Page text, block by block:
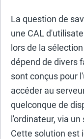
La question de
une CAL
lors de la
dépend de divers
sont conçus pour
accéder au
quelconque de
l'ordinateur, via
Cette solution est